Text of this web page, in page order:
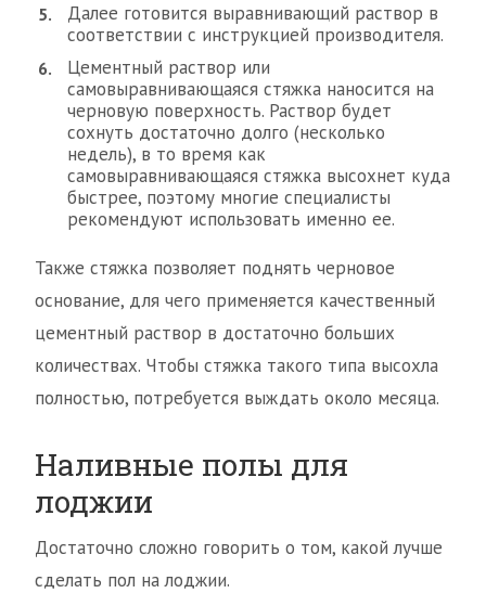
Далее готовится выравнивающий раствор в
соответствии с инструкцией производителя.
Цементный раствор или
самовыравнивающаяся стяжка наносится на
черновую поверхность. Раствор будет
сохнуть достаточно долго (несколько
недель), в то время как
самовыравнивающаяся стяжка высохнет куда
быстрее, поэтому многие специалисты
рекомендуют использовать именно ее.
Также стяжка позволяет поднять черновое
основание, для чего применяется качественный
цементный раствор в достаточно больших
количествах. Чтобы стяжка такого типа высохла
полностью, потребуется выждать около месяца.
Наливные полы для
лоджии
Достаточно сложно говорить о том, какой лучше
сделать пол на лоджии.